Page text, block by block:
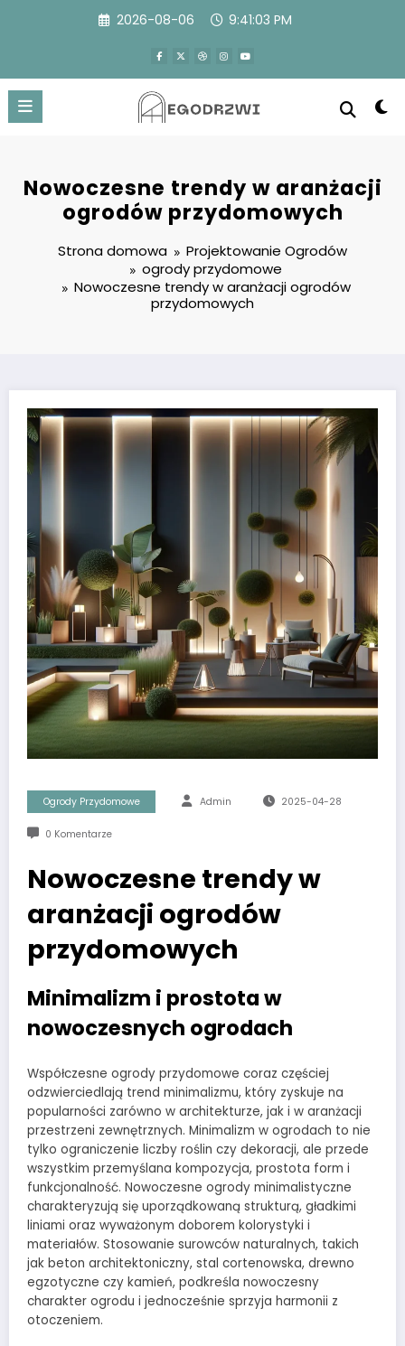
2026-08-06 9:41:04 PM
Nowoczesne trendy w aranżacji
ogrodów przydomowych
Strona domowa
Projektowanie Ogrodów
ogrody przydomowe
Nowoczesne trendy w aranżacji ogrodów
przydomowych
Ogrody Przydomowe Admin 2025-04-28
0 Komentarze
Nowoczesne trendy w
aranżacji ogrodów
przydomowych
Minimalizm i prostota w
nowoczesnych ogrodach
Współczesne ogrody przydomowe coraz częściej
odzwierciedlają trend minimalizmu, który zyskuje na
popularności zarówno w architekturze, jak i w aranżacji
przestrzeni zewnętrznych. Minimalizm w ogrodach to nie
tylko ograniczenie liczby roślin czy dekoracji, ale przede
wszystkim przemyślana kompozycja, prostota form i
funkcjonalność. Nowoczesne ogrody minimalistyczne
charakteryzują się uporządkowaną strukturą, gładkimi
liniami oraz wyważonym doborem kolorystyki i
materiałów. Stosowanie surowców naturalnych, takich
jak beton architektoniczny, stal cortenowska, drewno
egzotyczne czy kamień, podkreśla nowoczesny
charakter ogrodu i jednocześnie sprzyja harmonii z
otoczeniem.